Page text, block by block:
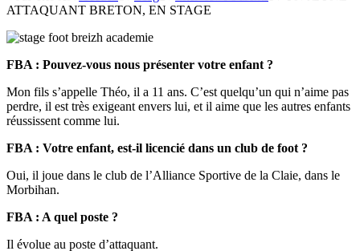
ATTAQUANT BRETON, EN STAGE
FBA : Pouvez-vous nous présenter votre enfant ?
Mon fils s’appelle Théo, il a 11 ans. C’est quelqu’un qui n’aime pas
perdre, il est très exigeant envers lui, et il aime que les autres enfants
réussissent comme lui.
FBA : Votre enfant, est-il licencié dans un club de foot ?
Oui, il joue dans le club de l’Alliance Sportive de la Claie, dans le
Morbihan.
FBA : A quel poste ?
Il évolue au poste d’attaquant.